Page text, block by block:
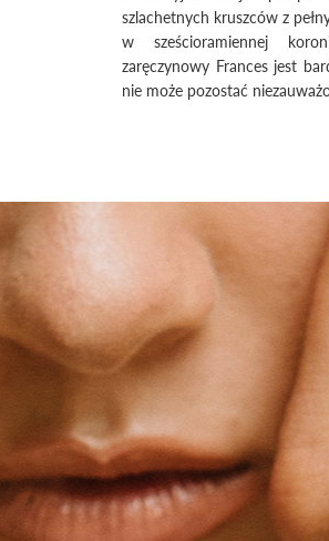
szlachetnych kruszców z
w sześcioramiennej
zaręczynowy Frances jest
nie może pozostać